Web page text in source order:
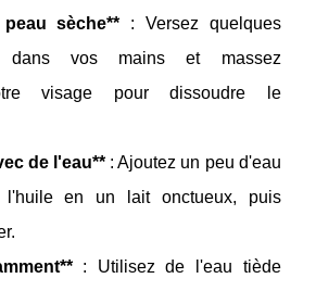
sèche** : Versez quelques
dans vos mains et massez
visage pour dissoudre le
de l'eau** : Ajoutez un peu d'eau
l'huile en un lait onctueux, puis
: Utilisez de l'eau tiède